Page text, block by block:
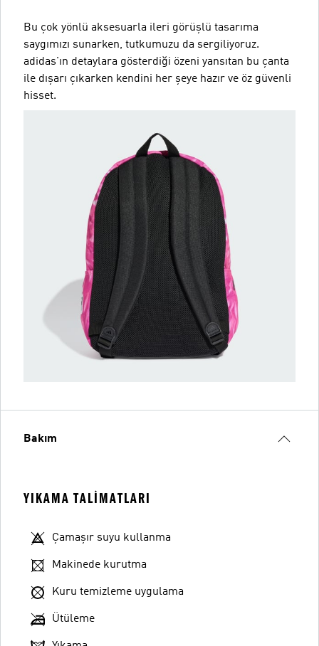
Bu çok yönlü aksesuarla ileri görüşlü tasarıma
saygımızı sunarken, tutkumuzu da sergiliyoruz.
adidas'ın detaylara gösterdiği özeni yansıtan bu çanta
ile dışarı çıkarken kendini her şeye hazır ve öz güvenli
hisset.
Bakım
YIKAMA TALIMATLARI
Çamaşır suyu kullanma
Makinede kurutma
Kuru temizleme uygulama
Ütüleme